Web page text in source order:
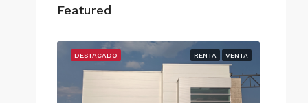
Featured
RENTA VENTA
DESTACADO